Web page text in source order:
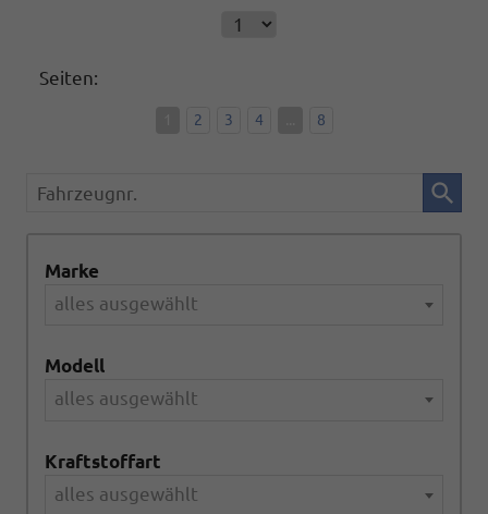
Seiten:
2 3 4 8
Fahrzeugnr.
Marke
alles ausgewählt
Modell
alles ausgewählt
Kraftstoffart
alles ausgewählt